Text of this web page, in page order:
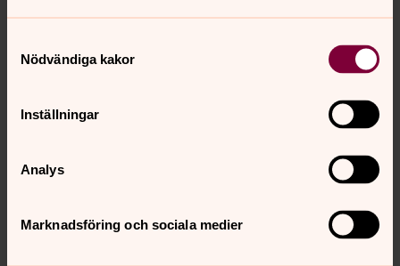
Nödvändiga kakor
Inställningar
Analys
Marknadsföring och sociala medier